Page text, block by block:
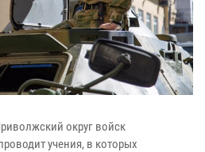
округ войск
учения, в которых